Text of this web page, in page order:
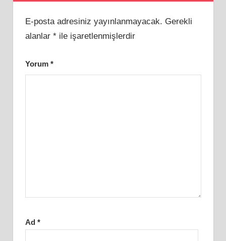
E-posta adresiniz yayınlanmayacak. Gerekli
alanlar *ile işaretlenmişlerdir
Yorum *
Ad *